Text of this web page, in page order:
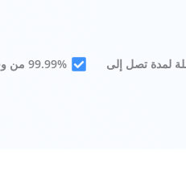
لمدة تصل إلى
99.99% من وقت التشغيل